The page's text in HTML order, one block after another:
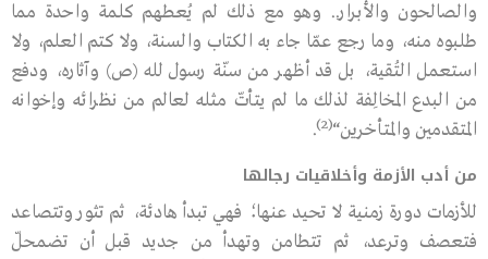
والصالحون والأبرار.. وهو مع ذلك لم يُعطهم كلمة واحدة مما
طلبوه منه، وما رجع عمّا جاء به الكتاب والسنة، ولا كتم العلم، ولا
استعمل التُقية، بل قد أظهر من سنّة رسول ﷲ(ص) وآثاره، ودفع
من البدع المخالِفة لذلك ما لم يتأتّ مثله لعالم من نظرائه وإخوانه
المتقدمين والمتأخرين“
(2)
.
من أدب الأزمة وأخلاقيات رجالها
للأزمات دورة زمنية لا تحيد عنها؛ فهي تبدأ هادئة، ثم تثور وتتصاعد
فتعصف وترعد، ثم تتطامن وتهدأ من جديد قبل أن تضمحلّ